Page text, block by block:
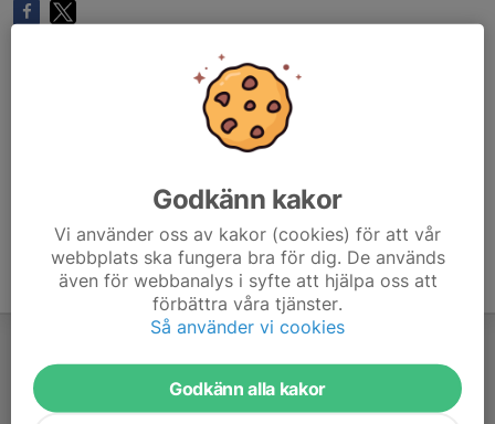
Godkänn kakor
Vi använder oss av kakor (cookies) för att vår
webbplats ska fungera bra för dig. De används
även för webbanalys i syfte att hjälpa oss att
förbättra våra tjänster.
Så använder vi cookies
Godkänn alla kakor